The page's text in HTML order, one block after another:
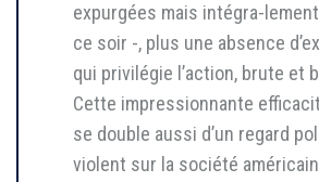
expurgées mais intégra-
ce soir -, plus une absence
qui privilégie l’action, brute et
Cette impressionnante
se double aussi d’un regard
violent sur la société